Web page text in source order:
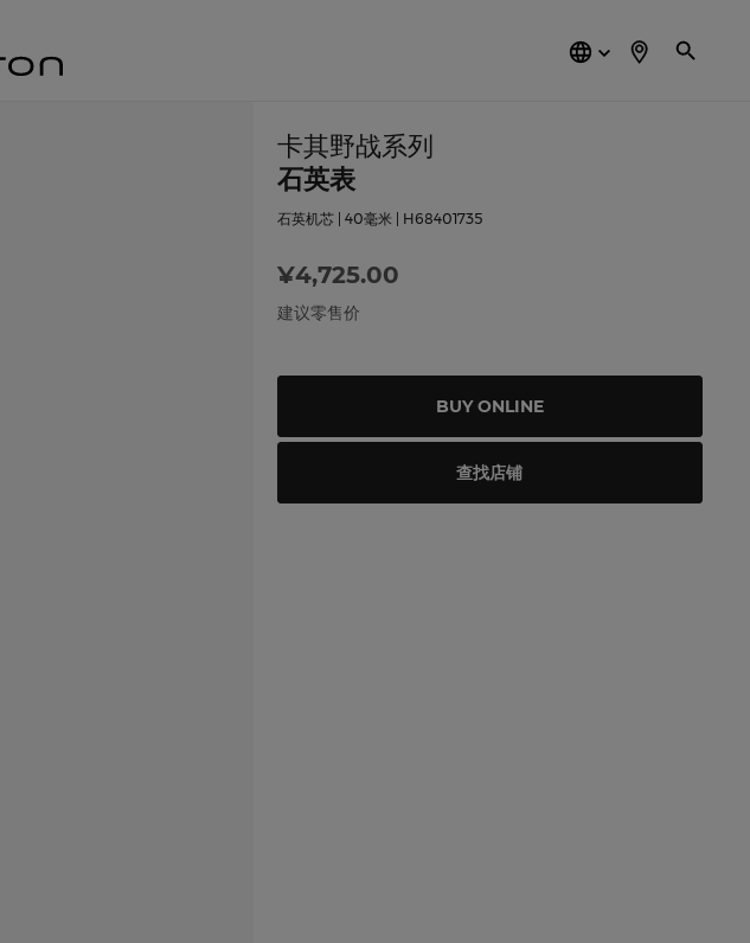
简
体
卡其野战系列
石英表
石英机芯 | 40毫米 | H68401735
¥4,725.00
建议零售价
BUY ONLINE
查找店铺